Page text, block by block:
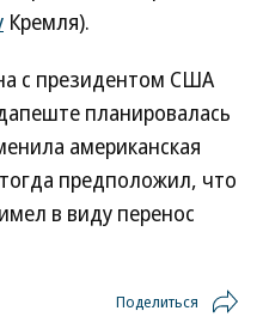
Кремля).
с президентом США
планировалась
американская
предположил, что
в виду перенос
Поделиться